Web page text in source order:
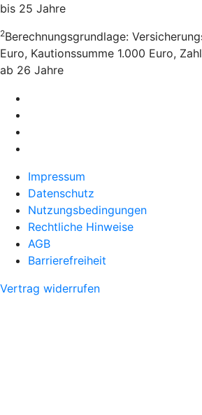
bis 25 Jahre
2Berechnungsgrundlage:
Euro, Kautionssumme 1.000 Euro,
ab 26 Jahre
Impressum
Datenschutz
Nutzungsbedingungen
Rechtliche Hinweise
AGB
Barrierefreiheit
Vertrag widerrufen